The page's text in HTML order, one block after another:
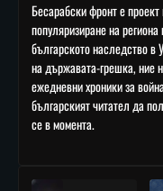
Бесарабски фронт е
популяризиране на
българското наследство
на държавата-грешка, ние
ежедневни хроники за
българският читател да
се в момента.